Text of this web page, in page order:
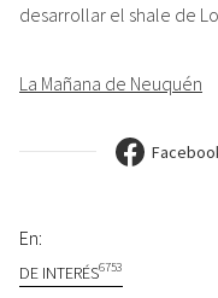
desarrollar el shale de
La Mañana de Neuquén
En:
DE INTERÉS6753